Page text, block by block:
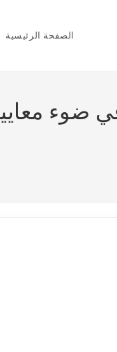
الصفحة الرئيسية
معايير